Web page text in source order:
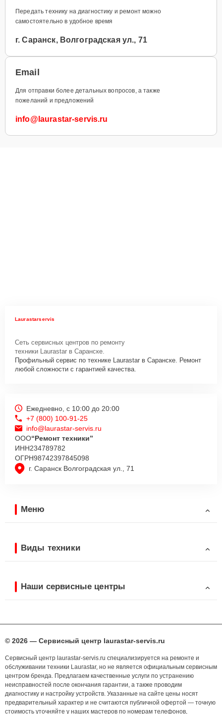
Передать технику на диагностику и ремонт можно
самостоятельно в удобное время
г. Саранск, Волгоградская ул., 71
Email
Для отправки более детальных вопросов, а также
пожеланий и предложений
info@laurastar-servis.ru
Laurastarservis
Сеть сервисных центров по ремонту
техники Laurastar в Саранске.
Профильный сервис по технике Laurastar в Саранске. Ремонт
любой сложности с гарантией качества.
г. Саранск Волгоградская ул., 71
Ежедневно, с 10:00 до 20:00
+7 (800) 100-91-25
info@laurastar-servis.ru
ООО“Ремонт техники”
ИНН234789782
ОГРН98742397845098
Меню
Виды техники
Наши сервисные центры
© 2026 — Сервисный центр laurastar-servis.ru
Сервисный центр laurastar-servis.ru специализируется на ремонте и
обслуживании техники Laurastar, но не является официальным сервисным
центром бренда. Предлагаем качественные услуги по устранению
неисправностей после окончания гарантии, а также проводим
диагностику и настройку устройств. Указанные на сайте цены носят
предварительный характер и не считаются публичной офертой — точную
стоимость уточняйте у наших мастеров по номерам телефонов,